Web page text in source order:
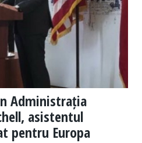
Administrația
asistentul
pentru Europa